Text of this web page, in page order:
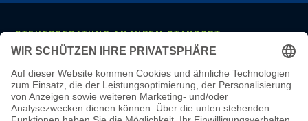
STEUERBERATUNG AN IHREM STANDORT
Mannheim· Ludwigshafen Heidelberg· Frankfurt
Darmstadt
· Wiesbaden ·Mainz·Stuttgart· Karlsruhe ·Freiburg·
München· Augsburg· Nürnberg·Regensburg· Köln
Aachen·Düsseldorf·Duisburg ·Essen· Dortmund·Münster